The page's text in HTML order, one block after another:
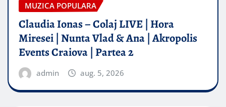
MUZICA POPULARA
Claudia Ionas – Colaj LIVE | Hora
Miresei | Nunta Vlad & Ana | Akropolis
Events Craiova | Partea 2
admin aug. 5, 2026